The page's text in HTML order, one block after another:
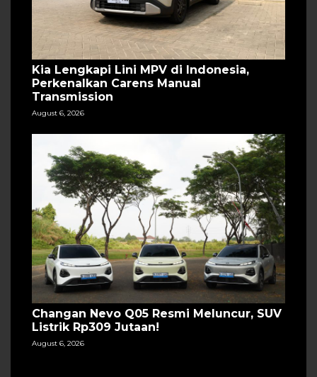
Kia Lengkapi Lini MPV di Indonesia,
Perkenalkan Carens Manual
Transmission
August 6, 2026
Changan Nevo Q05 Resmi Meluncur, SUV
Listrik Rp309 Jutaan!
August 6, 2026